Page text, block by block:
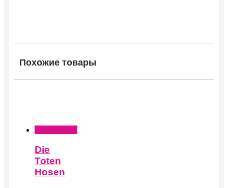
Похожие товары
Die
Toten
Hosen